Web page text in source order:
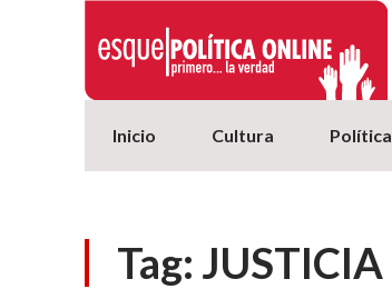
Inicio Cultura Política
Tag: JUSTICIA